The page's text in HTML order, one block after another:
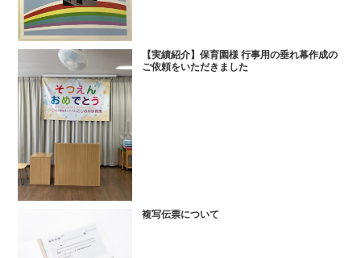
【実績紹介】保育園様 行事用の垂れ幕作成の
ご依頼をいただきました
複写伝票について